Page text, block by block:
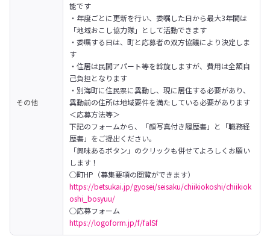
その他
能です
・年度ごとに更新を行い、委嘱した日から最大3年間は
「地域おこし協力隊」として活動できます
・委嘱する日は、町と応募者の双方協議により決定しま
す
・住居は民間アパート等を斡旋しますが、費用は全額自
己負担となります
・別海町に住民票に異動し、現に居住する必要があり、
異動前の住所は地域要件を満たしている必要があります
＜応募方法等＞
下記のフォームから、「顔写真付き履歴書」と「職務経
歴書」をご提出ください。
「興味あるボタン」のクリックも併せてよろしくお願い
します！
https://betsukai.jp/gyosei/seisaku/chiikiokoshi/chiikiok
oshi_bosyuu/
https://logoform.jp/f/falSf